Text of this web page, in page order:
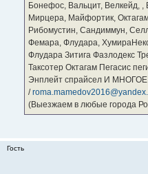
Бонефос, Вальцит, Велкейд, ,
Мирцера, Майфортик,
Рибомустин, Сандиммун,
Фемара, Флудара,
Флудара Зитига Фазлодекс
Таксотер Октагам Пегасис
Энплейт спрайсел И
/
(Выезжаем в любые города
Гость